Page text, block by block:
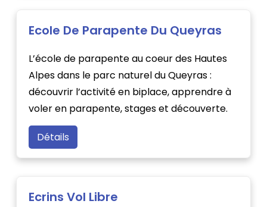
Ecole De Parapente Du Queyras
L’école de parapente au coeur des Hautes
Alpes dans le parc naturel du Queyras :
découvrir l’activité en biplace, apprendre à
voler en parapente, stages et découverte.
Détails
Ecrins Vol Libre